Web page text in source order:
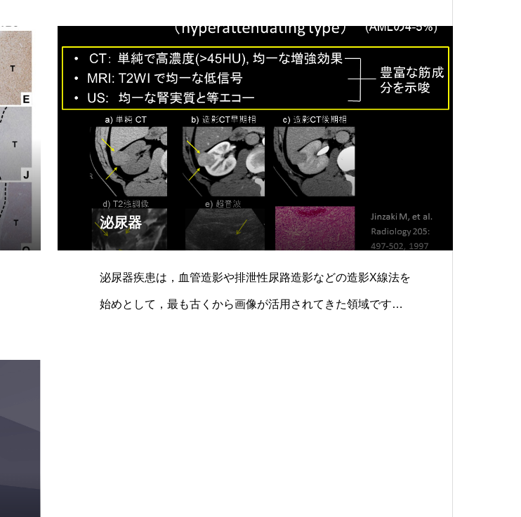
泌尿器
泌尿器疾患は，血管造影や排泄性尿路造影などの造影X線法を
始めとして，最も古くから画像が活用されてきた領域です．